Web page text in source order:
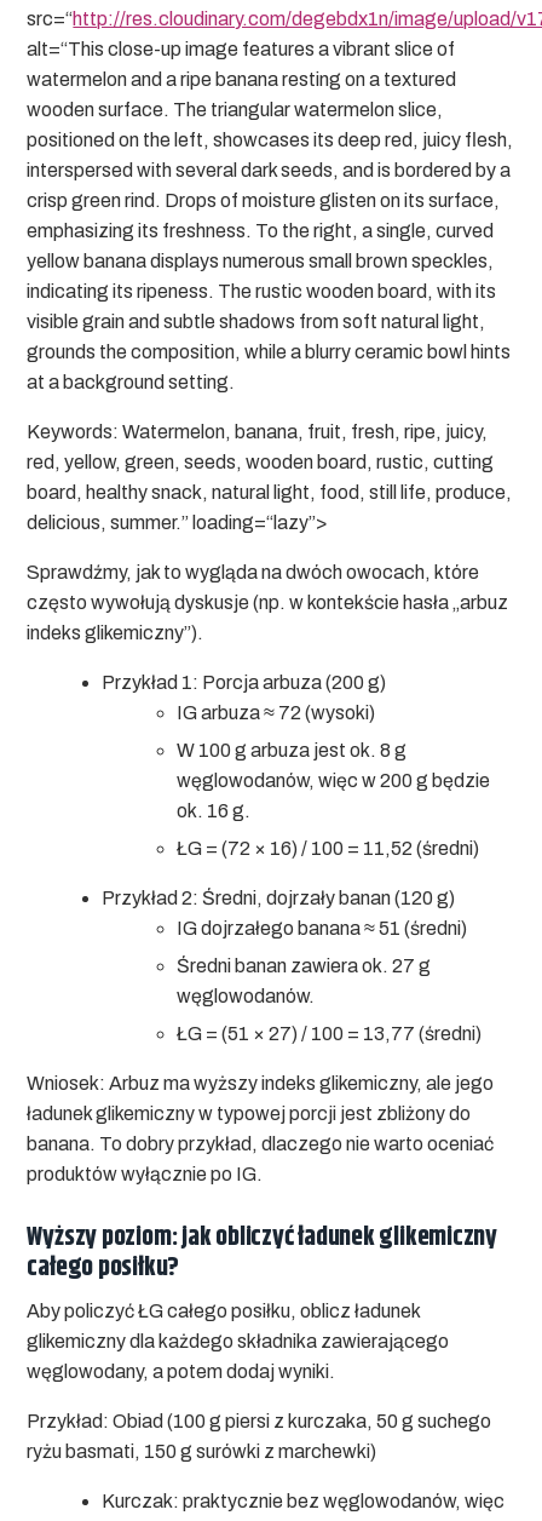
src=“http://res.cloudinary.com/degebdx1n/image/upload/
alt=“This close-up image features a vibrant slice of
watermelon and a ripe banana resting on a textured
wooden surface. The triangular watermelon slice,
positioned on the left, showcases its deep red, juicy flesh,
interspersed with several dark seeds, and is bordered by a
crisp green rind. Drops of moisture glisten on its surface,
emphasizing its freshness. To the right, a single, curved
yellow banana displays numerous small brown speckles,
indicating its ripeness. The rustic wooden board, with its
visible grain and subtle shadows from soft natural light,
grounds the composition, while a blurry ceramic bowl hints
at a background setting.
Keywords: Watermelon, banana, fruit, fresh, ripe, juicy,
red, yellow, green, seeds, wooden board, rustic, cutting
board, healthy snack, natural light, food, still life, produce,
delicious, summer.” loading=“lazy”>
Sprawdźmy, jak to wygląda na dwóch owocach, które
często wywołują dyskusje (np. w kontekście hasła „arbuz
indeks glikemiczny”).
Przykład 1: Porcja arbuza (200 g)
IG arbuza ≈ 72 (wysoki)
W 100 g arbuza jest ok. 8 g
węglowodanów, więc w 200 g będzie
ok. 16 g.
ŁG = (72 × 16) / 100 = 11,52 (średni)
Przykład 2: Średni, dojrzały banan (120 g)
IG dojrzałego banana ≈ 51 (średni)
Średni banan zawiera ok. 27 g
węglowodanów.
ŁG = (51 × 27) / 100 = 13,77 (średni)
Wniosek: Arbuz ma wyższy indeks glikemiczny, ale jego
ładunek glikemiczny w typowej porcji jest zbliżony do
banana. To dobry przykład, dlaczego nie warto oceniać
produktów wyłącznie po IG.
Wyższy poziom: jak obliczyć ładunek glikemiczny
całego posiłku?
Aby policzyć ŁG całego posiłku, oblicz ładunek
glikemiczny dla każdego składnika zawierającego
węglowodany, a potem dodaj wyniki.
Przykład: Obiad (100 g piersi z kurczaka, 50 g suchego
ryżu basmati, 150 g surówki z marchewki)
Kurczak: praktycznie bez węglowodanów, więc